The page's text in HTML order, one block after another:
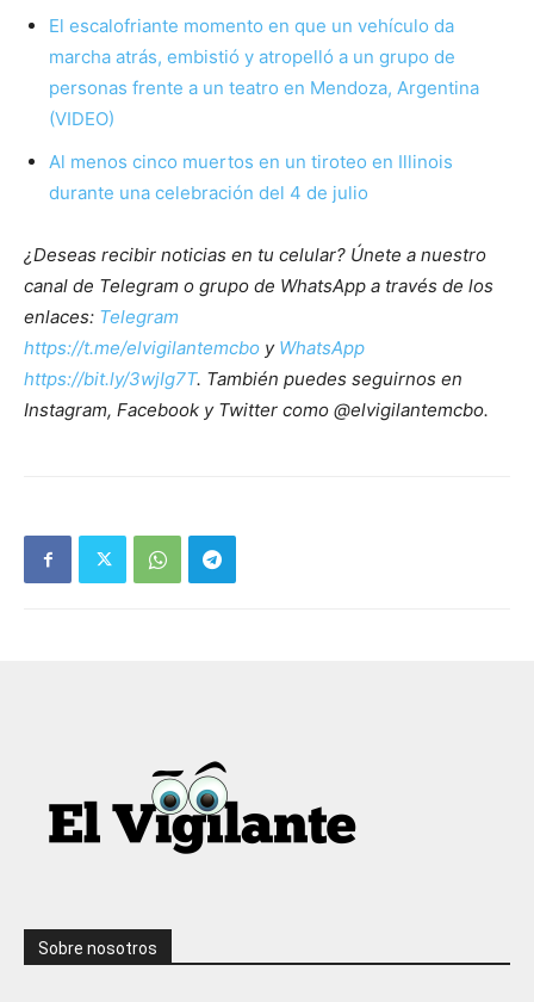
El escalofriante momento en que un vehículo da
marcha atrás, embistió y atropelló a un grupo de
personas frente a un teatro en Mendoza, Argentina
(VIDEO)
Al menos cinco muertos en un tiroteo en Illinois
durante una celebración del 4 de julio
¿Deseas recibir noticias en tu celular? Únete a nuestro
canal de Telegram o grupo de WhatsApp a través de los
enlaces: Telegram
https://t.me/elvigilantemcbo y WhatsApp
https://bit.ly/3wjIg7T. También puedes seguirnos en
Instagram, Facebook y Twitter como @elvigilantemcbo.
Sobre nosotros